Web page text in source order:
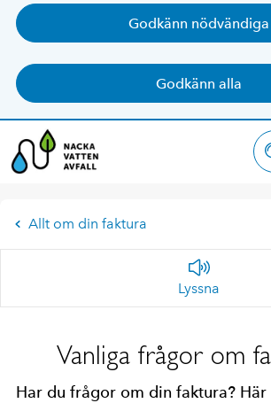
Godkänn nödvändiga
Godkänn alla
Allt om din faktura
Lyssna
Vanliga frågor om
Har du frågor om din faktura?